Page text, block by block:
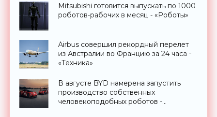
Mitsubishi готовится выпускать по 1000
роботов-рабочих в месяц - «Роботы»
Airbus совершил рекордный перелет
из Австралии во Францию за 24 часа -
«Техника»
В августе BYD намерена запустить
производство собственных
человекоподобных роботов -